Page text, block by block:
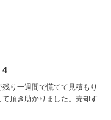
4
り一週間で慌てて見積もり
頂き助かりました。売却す